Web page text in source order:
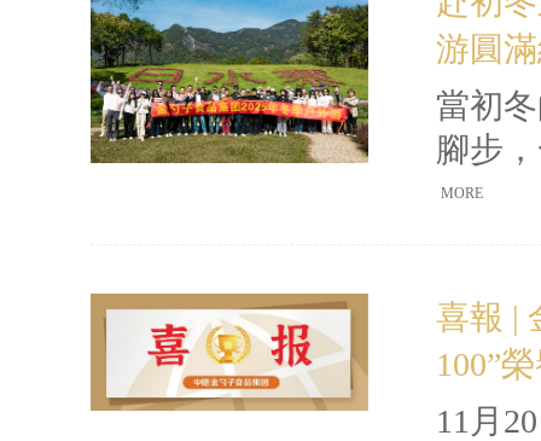
堂。
誼
游圓
當初
腳步
子食
水寨
美景
光
MORE
喜報 |
100”
11月